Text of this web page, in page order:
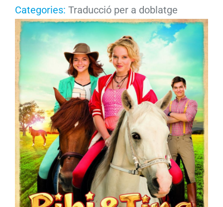
Categories: Traducció per a doblatge